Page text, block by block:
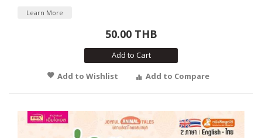
Learn More
50.00 THB
Add to Cart
Add to Wishlist
Add to Compare